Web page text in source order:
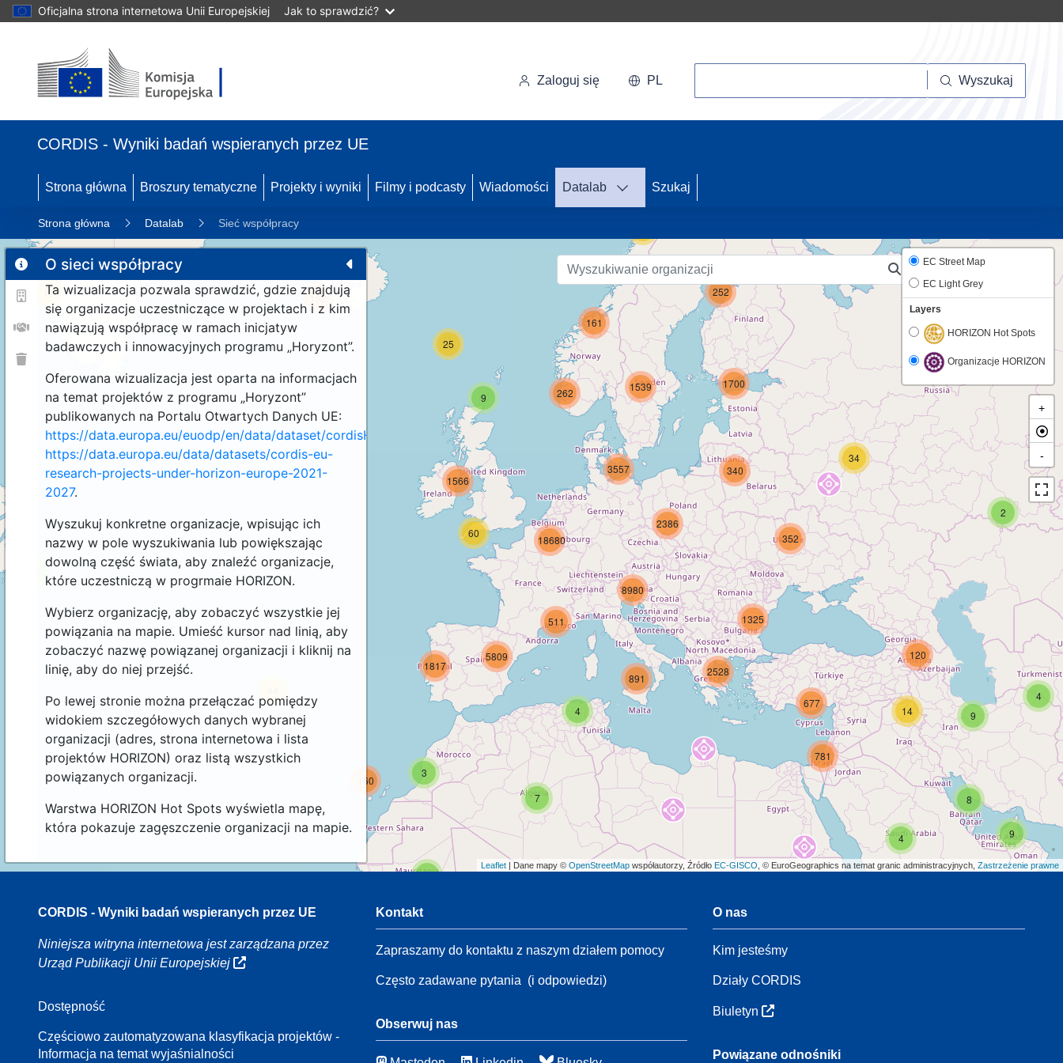
Oficjalna strona internetowa Unii Europejskiej Jak to sprawdzić?
Zaloguj się PL Wyszukaj
CORDIS - Wyniki badań wspieranych przez UE
Strona główna Broszury tematyczne Projekty i wyniki Filmy i podcasty Wiadomości Datalab Szukaj
Strona główna Datalab Sieć współpracy
O sieci współpracy
Ta wizualizacja pozwala sprawdzić, gdzie znajdują
się organizacje uczestniczące w projektach i z kim
nawiązują współpracę w ramach inicjatyw
badawczych i innowacyjnych programu „Horyzont”.
Oferowana wizualizacja jest oparta na informacjach
na temat projektów z programu „Horyzont”
publikowanych na Portalu Otwartych Danych UE:
https://data.europa.eu/euodp/en/data/dataset/cordisH2020projects.
https://data.europa.eu/data/datasets/cordis-eu-
research-projects-under-horizon-europe-2021-
2027.
Wyszukuj konkretne organizacje, wpisując ich
nazwy w pole wyszukiwania lub powiększając
dowolną część świata, aby znaleźć organizacje,
które uczestniczą w progrmaie HORIZON.
Wybierz organizację, aby zobaczyć wszystkie jej
powiązania na mapie. Umieść kursor nad linią, aby
zobaczyć nazwę powiązanej organizacji i kliknij na
linię, aby do niej przejść.
Po lewej stronie można przełączać pomiędzy
widokiem szczegółowych danych wybranej
organizacji (adres, strona internetowa i lista
projektów HORIZON) oraz listą wszystkich
powiązanych organizacji.
Warstwa HORIZON Hot Spots wyświetla mapę,
która pokazuje zagęszczenie organizacji na mapie.
9
4
8
9
4
2
8
2
21
54
11 192
49
3
160
2
34
9
25
161
262
4
891
14
120
1325
781
677
2528
7
1817
5809
60
511
3557
1566
18680
340
352
8980
2386
252
1539 1700
EC Street Map
EC Light Grey
Layers
HORIZON Hot Spots
Organizacje HORIZON
+
-
Leaflet | Dane mapy © OpenStreetMap współautorzy, Źródło EC-GISCO , © EuroGeographics na temat granic administracyjnych, Zastrzeżenie prawne
CORDIS - Wyniki badań wspieranych przez UE
Niniejsza witryna internetowa jest zarządzana przez
Urząd Publikacji Unii Europejskiej
Dostępność
Częściowo zautomatyzowana klasyfikacja projektów -
Informacja na temat wyjaśnialności
Kontakt
Zapraszamy do kontaktu z naszym działem pomocy
Często zadawane pytania (i odpowiedzi)
Obserwuj nas
O nas
Kim jesteśmy
Działy CORDIS
Biuletyn
Powiązane odnośniki